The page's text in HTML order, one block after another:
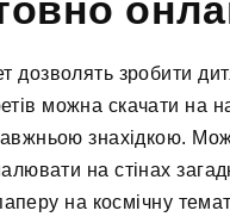
дозволять зробити
можна скачати на
знахідкою.
на стінах
на космічну